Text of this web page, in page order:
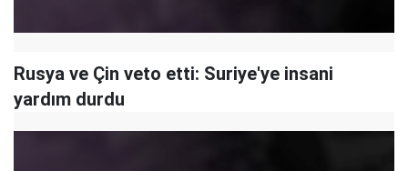
Rusya ve Çin veto etti: Suriye'ye insani
yardım durdu